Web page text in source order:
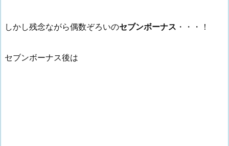
しかし残念ながら偶数ぞろいのセブンボーナス ・・・！
セブンボーナス後は